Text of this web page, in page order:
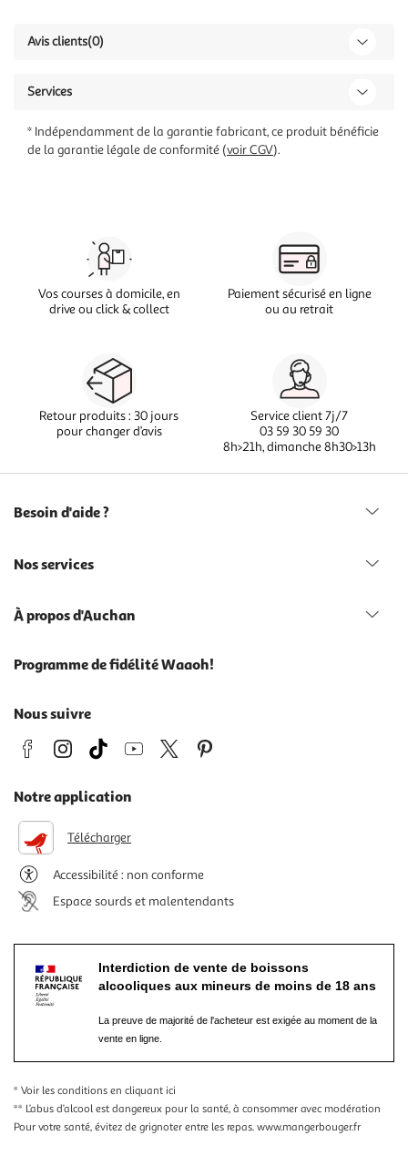
Avis clients(0)
Services
* Indépendamment de la garantie fabricant, ce produit bénéficie
de la garantie légale de conformité (voir CGV).
Vos courses à domicile, en
drive ou click & collect
Paiement sécurisé en ligne
ou au retrait
Retour produits : 30 jours
pour changer d’avis
Service client 7j/7
03 59 30 59 30
8h>21h, dimanche 8h30>13h
Besoin d'aide ?
Nos services
À propos d'Auchan
Programme de fidélité Waaoh!
Nous suivre
Notre application
Télécharger
Accessibilité : non conforme
Espace sourds et malentendants
Interdiction de vente de boissons
alcooliques aux mineurs de moins de 18 ans
La preuve de majorité de l'acheteur est exigée au moment de la
vente en ligne.
* Voir les conditions en cliquant ici
** L’abus d’alcool est dangereux pour la santé, à consommer avec modération
Pour votre santé, évitez de grignoter entre les repas. www.mangerbouger.fr